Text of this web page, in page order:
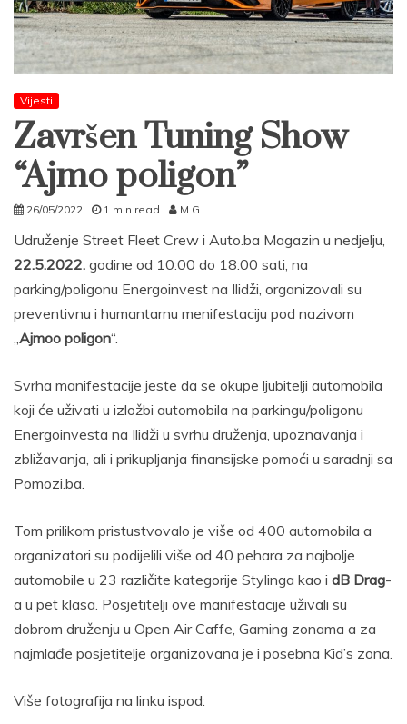
Vijesti
Završen Tuning Show
“Ajmo poligon”
26/05/2022 1 min read M.G.
Udruženje Street Fleet Crew i Auto.ba Magazin u nedjelju,
22.5.2022. godine od 10:00 do 18:00 sati, na
parking/poligonu Energoinvest na Ilidži, organizovali su
preventivnu i humantarnu menifestaciju pod nazivom
Ajmoo poligon“.
Svrha manifestacije jeste da se okupe ljubitelji automobila
koji će uživati u izložbi automobila na parkingu/poligonu
Energoinvesta na Ilidži u svrhu druženja, upoznavanja i
zbližavanja, ali i prikupljanja finansijske pomoći u saradnji sa
Pomozi.ba.
Tom prilikom pristustvovalo je više od 400 automobila a
organizatori su podijelili više od 40 pehara za najbolje
automobile u 23 različite kategorije Stylinga kao i dB Drag-
a u pet klasa. Posjetitelji ove manifestacije uživali su
dobrom druženju u Open Air Caffe, Gaming zonama a za
najmlađe posjetitelje organizovana je i posebna Kid’s zona.
Više fotografija na linku ispod: